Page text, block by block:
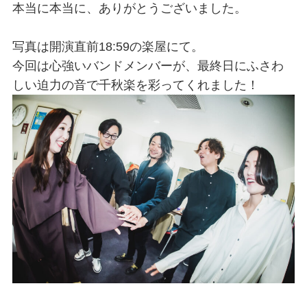
本当に本当に、ありがとうございました。
写真は開演直前18:59の楽屋にて。
今回は心強いバンドメンバーが、最終日にふさわ
しい迫力の音で千秋楽を彩ってくれました！